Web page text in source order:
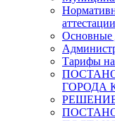
аттестации
Основные
Тарифы
ГОРОДА